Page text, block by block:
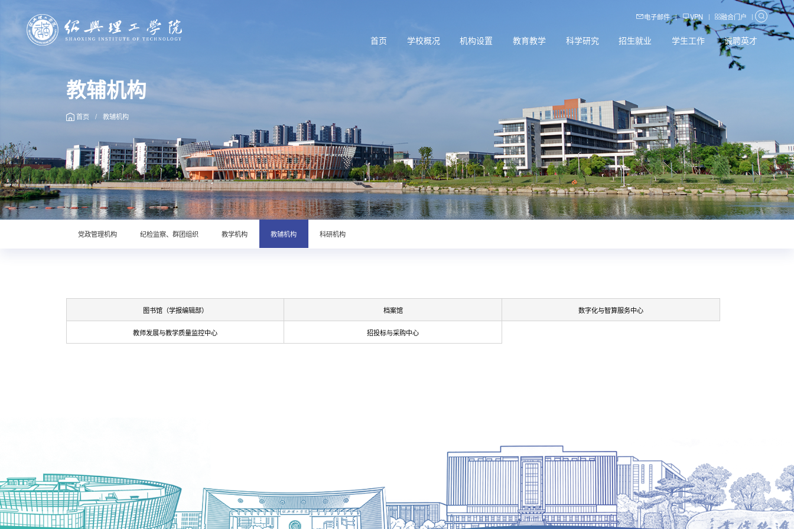
电子邮件 | VPN | 融合门户 |
首页 学校概况 机构设置 教育教学 科学研究 招生就业 学生工作 诚聘英才
教辅机构
首页 / 教辅机构
党政管理机构 纪检监察、群团组织 教学机构 教辅机构 科研机构
图书馆（学报编辑部） 档案馆 数字化与智算服务中心
教师发展与教学质量监控中心 招投标与采购中心